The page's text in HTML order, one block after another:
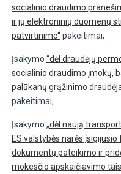
socialinio draudimo
ir jų elektroninių duomenų
patvirtinimo“pakeitimai;
Įsakymo “dėl draudėjų
socialinio draudimo įmokų,
palūkanų grąžinimo
pakeitimai;
Įsakymo „dėl naują
ES valstybės narės
dokumentų pateikimo ir
mokesčio apskaičiavimo